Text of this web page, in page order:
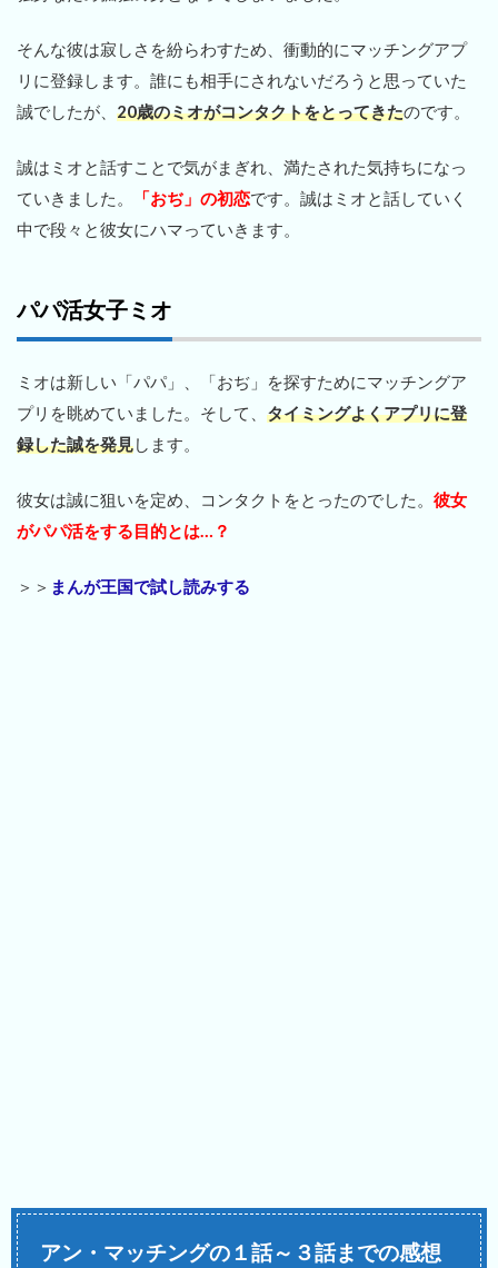
そんな彼は寂しさを紛らわすため、衝動的にマッチングアプ
リに登録します。誰にも相手にされないだろうと思っていた
誠でしたが、 20歳のミオがコンタクトをとってきたのです。
誠はミオと話すことで気がまぎれ、満たされた気持ちになっ
ていきました。
「おぢ」の初恋です。誠はミオと話していく
中で段々と彼女にハマっていきます。
パパ活女子ミオ
ミオは新しい「パパ」、「おぢ」を探すためにマッチングア
プリを眺めていました。そして、 タイミングよくアプリに登
録した誠を発見します。
彼女は誠に狙いを定め、コンタクトをとったのでした。 彼女
がパパ活をする目的とは…？
＞＞ まんが王国で試し読みする
アン・マッチングの１話～３話までの感想